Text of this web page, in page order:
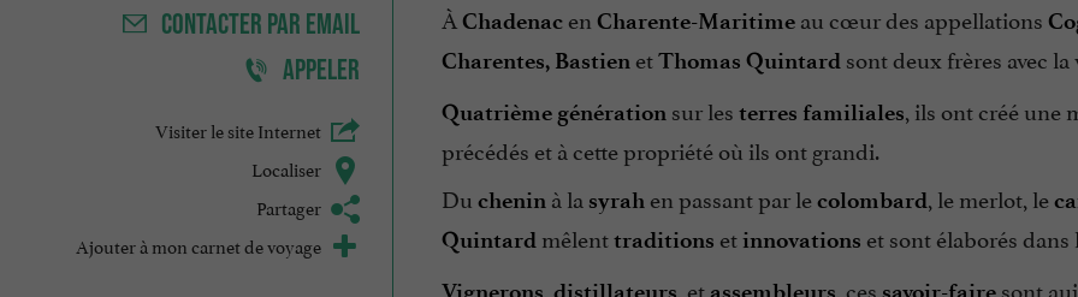
CONTACTER PAR EMAIL
APPELER
Visiter le site Internet
Localiser
Partager
Ajouter à mon carnet de voyage
À Chadenacen Charente-Maritimeau cœur des appellations
Charentes, Bastien etThomas Quintard sont deux frères avec
Quatrième génération sur les terres familiales, ils ont créé une
précédés et à cette propriété où ils ont grandi.
Du chenin à lasyrah en passant par lecolombard, le merlot, le
Quintard mêlenttraditions etinnovations et sont élaborés dans
, , et , ces sont